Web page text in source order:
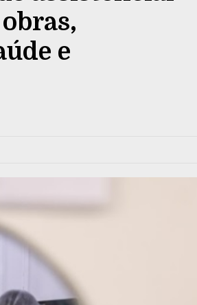
e